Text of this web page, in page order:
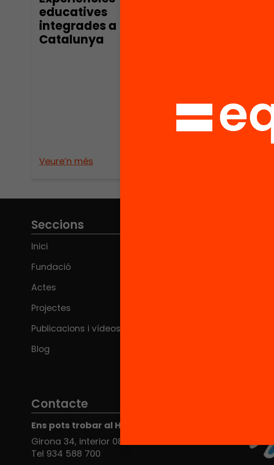
educatives
integrades a
Catalunya
Veure’n més
Publicació
Més enllà de
Seccions
Inici
Fundació
Actes
Projectes
Publicacions i vídeos
Blog
Contacte
Ens pots trobar al Hub Social
Girona 34, interior 08010 Barcelona
Tel 934 588 700